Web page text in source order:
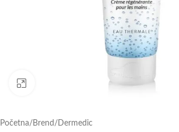
Početna/ Brend / Dermedic